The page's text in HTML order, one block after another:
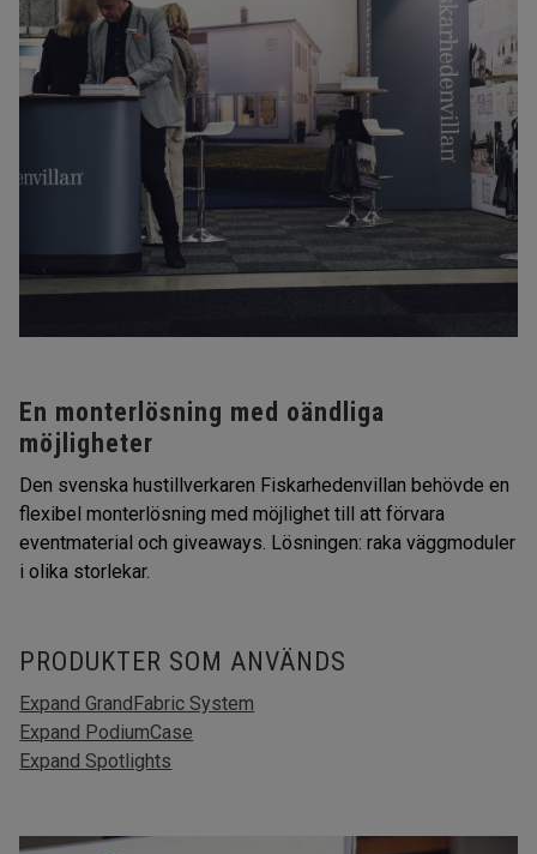
En monterlösning med oändliga
möjligheter
Den svenska hustillverkaren Fiskarhedenvillan behövde en
flexibel monterlösning med möjlighet till att förvara
eventmaterial och giveaways. Lösningen: raka väggmoduler
i olika storlekar.
PRODUKTER SOM ANVÄNDS
Expand GrandFabric System
Expand PodiumCase
Expand Spotlights